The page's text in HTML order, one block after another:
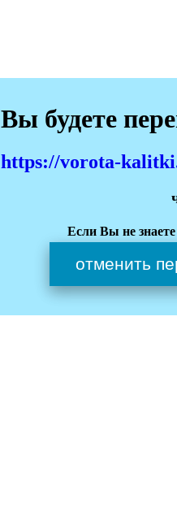
Вы будете
https://vorota-
Если Вы не
отменить